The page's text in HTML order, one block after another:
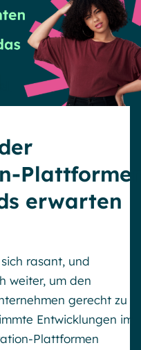
erwarten
rasant, und
weiter, um den
gerecht zu
Entwicklungen im
Plattformen